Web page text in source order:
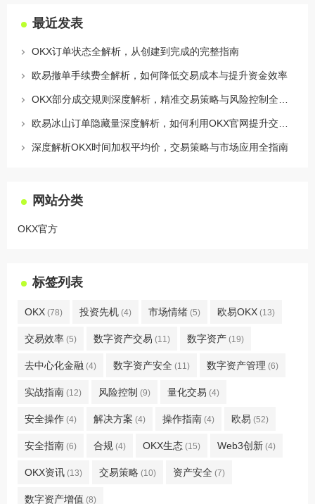
最近发表
OKX订单状态全解析，从创建到完成的完整指南
欧易撤单手续费全解析，如何降低交易成本与提升资金效率
深度解析OKX时间加权平均价，交易策略与市场应用全指南
网站分类
OKX官方
标签列表
OKX (78) 投资先机 (4) 市场情绪 (5) 欧易OKX (13)
交易效率 (5) 数字资产交易 (11) 数字资产 (19)
去中心化金融 (4) 数字资产安全 (11) 数字资产管理 (6)
实战指南 (12) 风险控制 (9) 量化交易 (4)
安全操作 (4) 解决方案 (4) 操作指南 (4) 欧易 (52)
安全指南 (6) 合规 (4) OKX生态 (15) Web3创新 (4)
OKX资讯 (13) 交易策略 (10) 资产安全 (7)
数字资产增值 (8)